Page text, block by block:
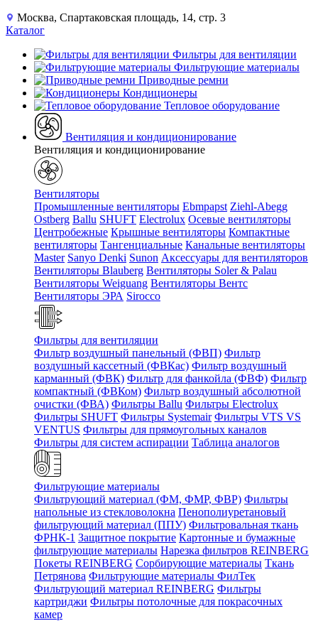
Москва, Спартаковская площадь, 14, стр. 3
Каталог
Фильтры для вентиляции
Фильтрующие материалы
Приводные ремни
Кондиционеры
Тепловое оборудование
Вентиляция и кондиционирование
Вентиляция и кондиционирование
Вентиляторы
Промышленные вентиляторы Ebmpapst Ziehl-Abegg
Ostberg Ballu SHUFT Electrolux Осевые вентиляторы
Центробежные Крышные вентиляторы Компактные
вентиляторы Тангенциальные Канальные вентиляторы
Master Sanyo Denki Sunon Аксессуары для вентиляторов
Вентиляторы Blauberg Вентиляторы Soler & Palau
Вентиляторы Weiguang Вентиляторы Вентс
Вентиляторы ЭРА Sirocco
Фильтры для вентиляции
Фильтр воздушный панельный (ФВП) Фильтр
воздушный кассетный (ФВКас) Фильтр воздушный
карманный (ФВК) Фильтр для фанкойла (ФВФ) Фильтр
компактный (ФВКом) Фильтр воздушный абсолютной
очистки (ФВА) Фильтры Ballu Фильтры Electrolux
Фильтры SHUFT Фильтры Systemair Фильтры VTS VS
VENTUS Фильтры для прямоугольных каналов
Фильтры для систем аспирации Таблица аналогов
Фильтрующие материалы
Фильтрующий материал (ФМ, ФМР, ФВР) Фильтры
напольные из стекловолокна Пенополиуретановый
фильтрующий материал (ППУ) Фильтровальная ткань
ФРНК-1 Защитное покрытие Картонные и бумажные
фильтрующие материалы Нарезка фильтров REINBERG
Покеты REINBERG Сорбирующие материалы Ткань
Петрянова Фильтрующие материалы ФилТек
Фильтрующий материал REINBERG Фильтры
картриджи Фильтры потолочные для покрасочных
камер